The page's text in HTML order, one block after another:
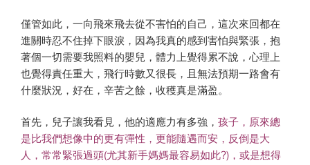
僅管如此，一向飛來飛去從不害怕的自己，這次來回都在
進關時忍不住掉下眼淚，因為我真的感到害怕與緊張，抱
著個一切需要我照料的嬰兒，體力上覺得累不說，心理上
也覺得責任重大，飛行時數又很長，且無法預期一路會有
什麼狀況，好在，辛苦之餘，收穫真是滿盈。
首先，兒子讓我看見，他的適應力有多強， 孩子，原來總
是比我們想像中的更有彈性，更能隨遇而安，反倒是大
人，常常緊張過頭(尤其新手媽媽最容易如此?)，或是想得